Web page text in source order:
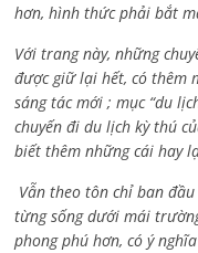
hơn, hình thức phải bắt
Với trang này, những
được giữ lại hết, có thêm
sáng tác mới ; mục “du
chuyến đi du lịch kỳ thú
biết thêm những cái hay
Vẫn theo tôn chỉ ban
từng sống dưới mái
phong phú hơn, có ý